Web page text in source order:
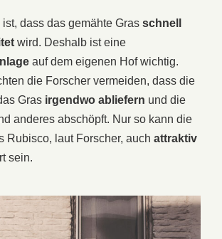
dass das gemähte Gras schnell
wird. Deshalb ist eine
auf dem eigenen Hof wichtig.
die Forscher vermeiden, dass die
Gras irgendwo abliefern und die
anderes abschöpft. Nur so kann die
Rubisco, laut Forscher, auch attraktiv
sein.